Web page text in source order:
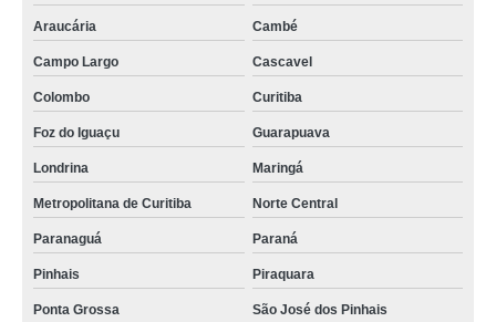
Araucária Cambé
Campo Largo Cascavel
Colombo Curitiba
Foz do Iguaçu Guarapuava
Londrina Maringá
Metropolitana de Curitiba Norte Central
Paranaguá Paraná
Pinhais Piraquara
Ponta Grossa São José dos Pinhais